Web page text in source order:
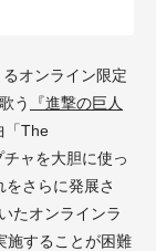
オンライン限定
う
『進撃の巨人
「The
ャを大胆に使っ
さらに発展さ
たオンラインラ
施することが困難